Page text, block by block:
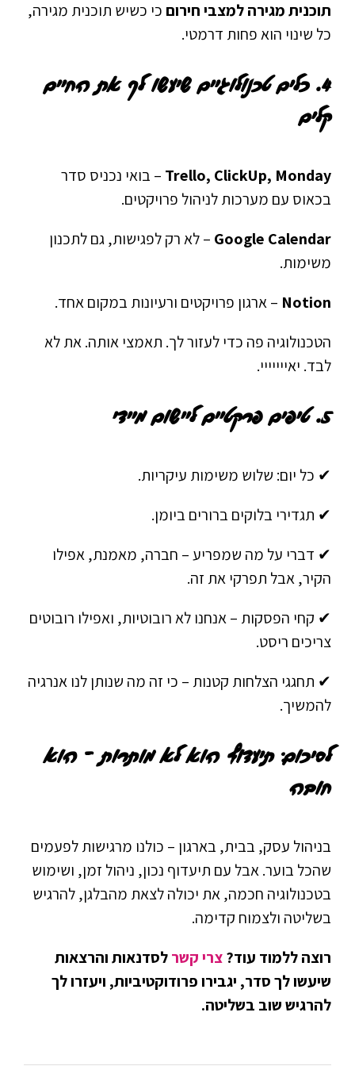
תוכנית מגירה למצבי חירום כי כשיש תוכנית מגירה,
כל שינוי הוא פחות דרמטי.
4. כלים טכנולוגיים שיעשו לך את החיים
קלים
Trello, ClickUp, Monday – בואי נכניס סדר
בכאוס עם מערכות לניהול פרויקטים.
Google Calendar – לא רק לפגישות, גם לתכנון
משימות.
Notion – ארגון פרויקטים ורעיונות במקום אחד.
הטכנולוגיה פה כדי לעזור לך. תאמצי אותה. את לא
לבד. יאייייייי.
5. טיפים פרקטיים ליישום מיידי
✔ כל יום: שלוש משימות עיקריות.
✔ תגדירי בלוקים ברורים ביומן.
✔ דברי על מה שמפריע – חברה, מאמנת, אפילו
הקיר, אבל תפרקי את זה.
✔ קחי הפסקות – אנחנו לא רובוטיות, ואפילו רובוטים
צריכים ריסט.
✔ תחגגי הצלחות קטנות – כי זה מה שנותן לנו אנרגיה
להמשיך.
לסיכום: תיעדוף הוא לא מותרות – הוא
חובה
בניהול עסק, בבית, בארגון – כולנו מרגישות לפעמים
שהכל בוער. אבל עם תיעדוף נכון, ניהול זמן, ושימוש
בטכנולוגיה חכמה, את יכולה לצאת מהבלגן, להרגיש
בשליטה ולצמוח קדימה.
רוצה ללמוד עוד?צרי קשרלסדנאות והרצאות
שיעשו לך סדר, יגבירו פרודוקטיביות, ויעזרו לך
להרגיש שוב בשליטה.